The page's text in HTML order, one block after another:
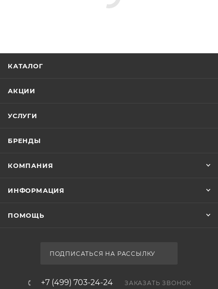
КАТАЛОГ
АКЦИИ
УСЛУГИ
БРЕНДЫ
КОМПАНИЯ
ИНФОРМАЦИЯ
ПОМОЩЬ
ПОДПИСАТЬСЯ НА РАССЫЛКУ
+7 (499) 703-24-24 ЗАКАЗАТЬ ЗВОНОК